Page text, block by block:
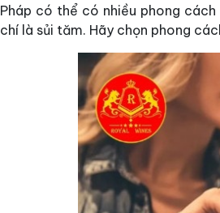
Pháp có thể có nhiều phong
chí là sủi tăm. Hãy chọn phong